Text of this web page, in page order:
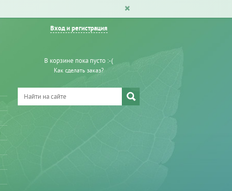
Вход и регистрация
В корзине пока пусто :-(
Как сделать заказ?